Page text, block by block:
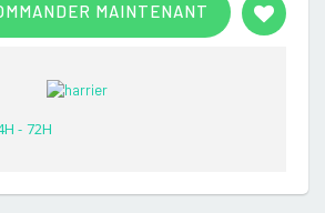
MAINTENANT
- 72H